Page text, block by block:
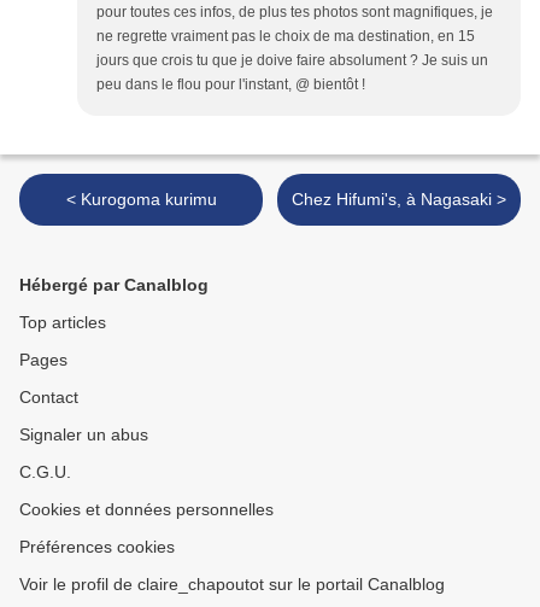
pour toutes ces infos, de plus tes photos sont magnifiques, je
ne regrette vraiment pas le choix de ma destination, en 15
jours que crois tu que je doive faire absolument ? Je suis un
peu dans le flou pour l'instant, @ bientôt !
< Kurogoma kurimu Chez Hifumi's, à Nagasaki >
Hébergé par Canalblog
Top articles
Pages
Contact
Signaler un abus
C.G.U.
Cookies et données personnelles
Préférences cookies
Voir le profil de claire_chapoutot sur le portail Canalblog